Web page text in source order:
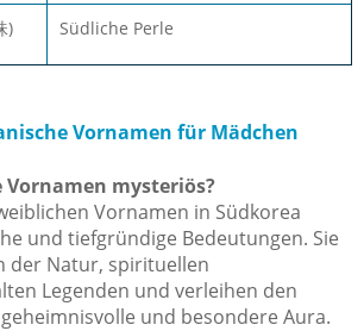
) Südliche Perle
Vornamen für Mädchen
Vornamen mysteriös?
Vornamen in Südkorea
und tiefgründige Bedeutungen. Sie
der Natur, spirituellen
Legenden und verleihen den
und besondere Aura.